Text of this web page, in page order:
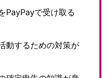
PayPayで受け取る
動するための対策が